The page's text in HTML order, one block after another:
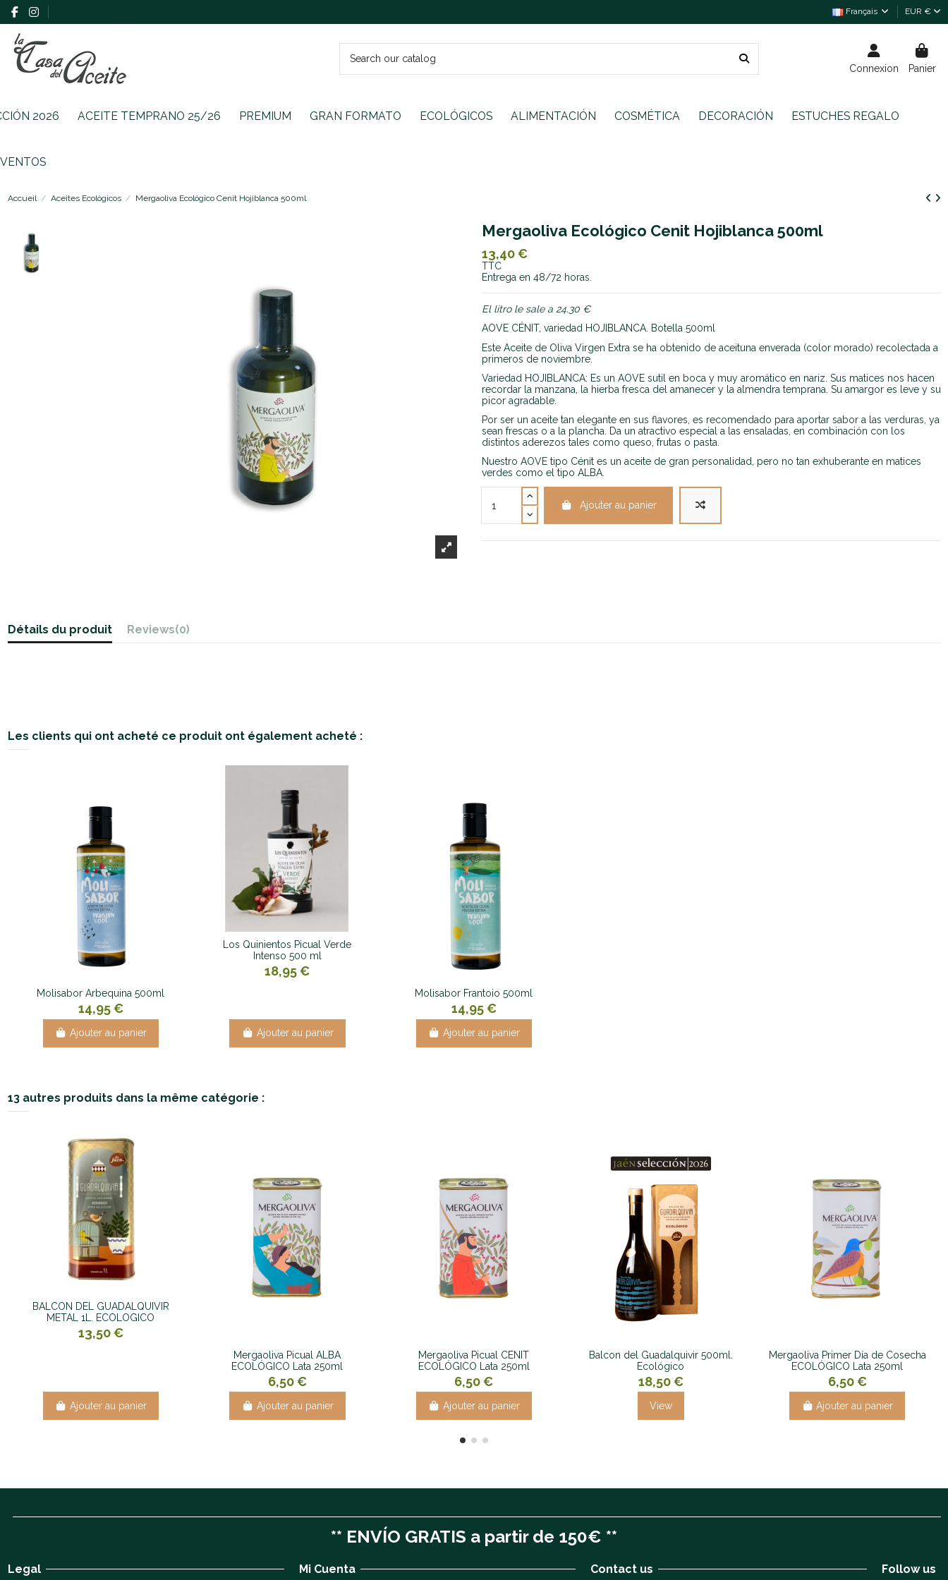
Français EUR €
Connexion Panier
2026 ACEITE TEMPRANO 25/26 PREMIUM GRAN FORMATO ECOLÓGICOS ALIMENTACIÓN COSMÉTICA DECORACIÓN ESTUCHES REGALO
Accueil Aceites Ecológicos Mergaoliva Ecológico Cenit Hojiblanca 500ml
Mergaoliva Ecológico Cenit Hojiblanca 500ml
13,40 €
TTC
Entrega en 48/72 horas.
El litro le sale a 24.30 €
AOVE CÉNIT, variedad HOJIBLANCA. Botella 500ml
Este Aceite de Oliva Virgen Extra se ha obtenido de aceituna enverada (color morado) recolectada a
primeros de noviembre.
Variedad HOJIBLANCA: Es un AOVE sutil en boca y muy aromático en nariz. Sus matices nos hacen
recordar la manzana, la hierba fresca del amanecer y la almendra temprana. Su amargor es leve y su
picor agradable.
Por ser un aceite tan elegante en sus flavores, es recomendado para aportar sabor a las verduras, ya
sean frescas o a la plancha. Da un atractivo especial a las ensaladas, en combinación con los
distintos aderezos tales como queso, frutas o pasta.
Nuestro AOVE tipo Cénit es un aceite de gran personalidad, pero no tan exhuberante en matices
verdes como el tipo ALBA.
Ajouter au panier
Détails du produit Reviews(0)
Les clients qui ont acheté ce produit ont également acheté :
Molisabor Arbequina 500ml
14,95 €
Ajouter au panier
Los Quinientos Picual Verde
Intenso 500 ml
18,95 €
Ajouter au panier
Molisabor Frantoio 500ml
14,95 €
Ajouter au panier
13 autres produits dans la même catégorie :
BALCON DEL GUADALQUIVIR
METAL 1L. ECOLOGICO
13,50 €
Ajouter au panier
Mergaoliva Picual ALBA
ECOLÓGICO Lata 250ml
6,50 €
Ajouter au panier
Mergaoliva Picual CENIT
ECOLÓGICO Lata 250ml
6,50 €
Ajouter au panier
Balcon del Guadalquivir 500ml.
Ecológico
18,50 €
View
Mergaoliva Primer Día de Cosecha
ECOLÓGICO Lata 250ml
6,50 €
Ajouter au panier
** ENVÍO GRATIS a partir de 150€ **
Legal Mi Cuenta Contact us Follow us